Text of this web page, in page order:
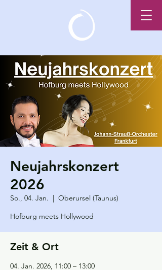
Neujahrskonzert
2026
So., 04. Jan.
  |
Oberursel (Taunus)
Hofburg meets Hollywood
Zeit & Ort
04. Jan. 2026, 11:00 – 13:00